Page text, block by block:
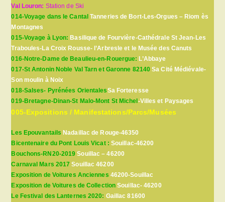
Val Louron: Station de Ski
014-Voyage dans le Cantal Tanneries de Bort-Les-Orgues – Riom ès
Montagnes
015-Voyage à Lyon: Basilique de Fourvière-Cathédrale St Jean-Les
Traboules-La Croix Rousse- l’Arbresle et le Musée des Canuts
016-Notre-Dame de Beaulieu-en-Rouergue: L’Abbaye
017-St Antonin Noble Val Tarn et Garonne 82140 Sa Cité Médiévale-
Son moulin à Noix
018-Salses- Pyrénées OrientalesSa Forteresse
019-Bretagne-Dinan-St Malo-Mont St Michel -Villes et Paysages
005-Expositions / Manifestations/Parcs/Musées
Les Epouvantails Nadaillac de Rouge-46350
Bicentenaire du Pont Louis Vicat : Souillac-46200
Bouchons-RN20-2019Souillac – 46200
Carnaval Mars 2017 Souillac 46200
Exposition de Voitures Anciennes 46200-Souillac
Exposition de Voitures de Collection Souillac- 46200
Le Festival des Lanternes 2020: Gaillac 81600